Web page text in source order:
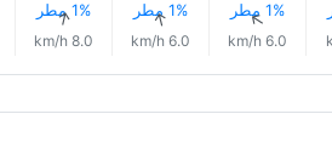
1% مطر↑
6.0 km/h
1% مطر↑
6.0 km/h
1% مطر↑
8.0 km/h